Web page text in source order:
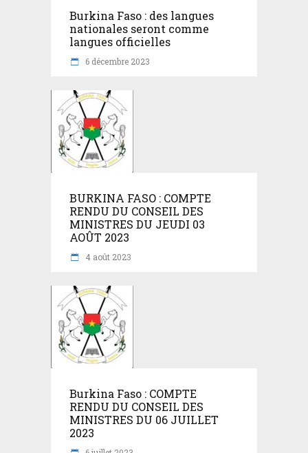
Burkina Faso : des langues
nationales seront comme
langues officielles
6 décembre 2023
BURKINA FASO : COMPTE
RENDU DU CONSEIL DES
MINISTRES DU JEUDI 03
AOÛT 2023
4 août 2023
Burkina Faso : COMPTE
RENDU DU CONSEIL DES
MINISTRES DU 06 JUILLET
2023